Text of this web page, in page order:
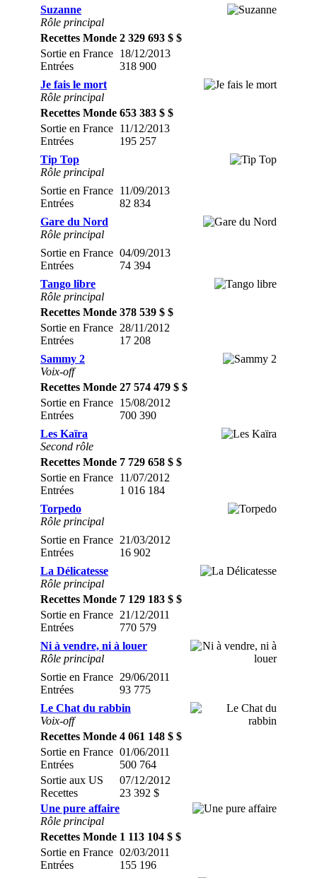
Suzanne
Rôle principal
Recettes Monde 2 329 693 $ $
Sortie en France
Entrées
18/12/2013
318 900
Je fais le mort
Rôle principal
Recettes Monde 653 383 $ $
Sortie en France
Entrées
11/12/2013
195 257
Tip Top
Rôle principal
Sortie en France
Entrées
11/09/2013
82 834
Gare du Nord
Rôle principal
Sortie en France
Entrées
04/09/2013
74 394
Tango libre
Rôle principal
Recettes Monde 378 539 $ $
Sortie en France
Entrées
28/11/2012
17 208
Sammy 2
Voix-off
Recettes Monde 27 574 479 $ $
Sortie en France
Entrées
15/08/2012
700 390
Les Kaïra
Second rôle
Recettes Monde 7 729 658 $ $
Sortie en France
Entrées
11/07/2012
1 016 184
Torpedo
Rôle principal
Sortie en France
Entrées
21/03/2012
16 902
La Délicatesse
Rôle principal
Recettes Monde 7 129 183 $ $
Sortie en France
Entrées
21/12/2011
770 579
Ni à vendre, ni à louer
Rôle principal
Sortie en France
Entrées
29/06/2011
93 775
Le Chat du rabbin
Voix-off
Recettes Monde 4 061 148 $ $
Sortie en France
Entrées
01/06/2011
500 764
Sortie aux US
Recettes
07/12/2012
23 392 $
Une pure affaire
Rôle principal
Recettes Monde 1 113 104 $ $
Sortie en France
Entrées
02/03/2011
155 196